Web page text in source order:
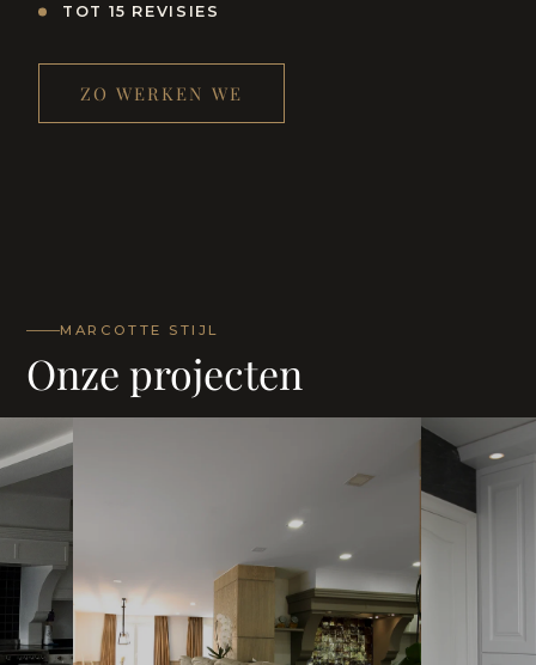
TOT 15 REVISIES
ZO WERKEN WE
MARCOTTE STIJL
Onze projecten